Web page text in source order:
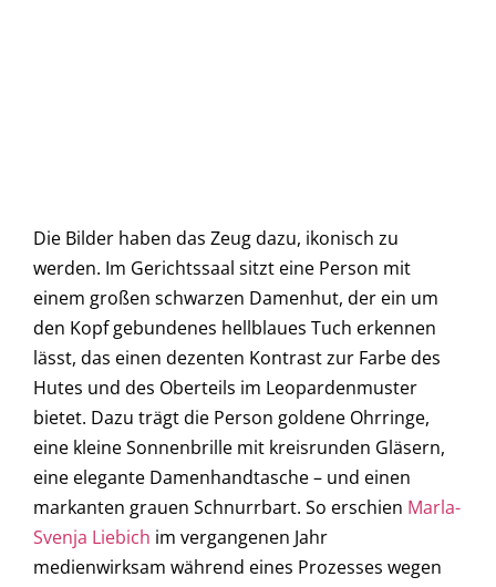
Die Bilder haben das Zeug dazu, ikonisch zu
werden. Im Gerichtssaal sitzt eine Person mit
einem großen schwarzen Damenhut, der ein um
den Kopf gebundenes hellblaues Tuch erkennen
lässt, das einen dezenten Kontrast zur Farbe des
Hutes und des Oberteils im Leopardenmuster
bietet. Dazu trägt die Person goldene Ohrringe,
eine kleine Sonnenbrille mit kreisrunden Gläsern,
eine elegante Damenhandtasche – und einen
markanten grauen Schnurrbart. So erschien Marla-
Svenja Liebich im vergangenen Jahr
medienwirksam während eines Prozesses wegen